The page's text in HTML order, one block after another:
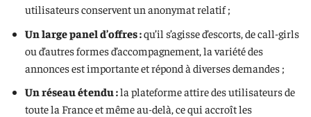
utilisateurs conservent un anonymat relatif ;
Un large panel d’offres :qu’il s’agisse d’escorts, de call-girls
ou d’autres formes d’accompagnement, la variété des
annonces est importante et répond à diverses demandes ;
Un réseau étendu :la plateforme attire des utilisateurs de
toute la France et même au-delà, ce qui accroît les